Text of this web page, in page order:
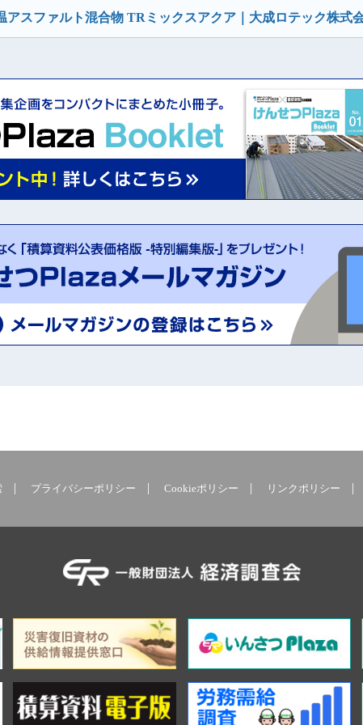
アスファルト混合物 TRミックスアクア｜大成ロテック株式
プライバシーポリシー Cookieポリシー リンクポリシー